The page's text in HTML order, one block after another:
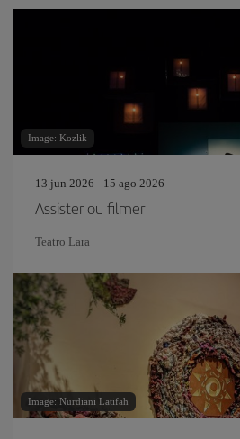
Image: Kozlik
13 jun 2026 - 15 ago 2026
Assister ou filmer
Teatro Lara
Image: Nurdiani Latifah